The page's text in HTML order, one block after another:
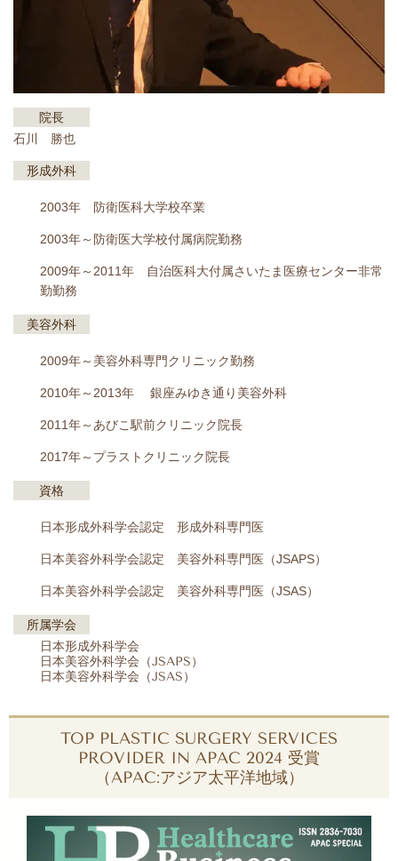
院長
石川 勝也
形成外科
2003年 防衛医科大学校卒業
2003年～防衛医大学校付属病院勤務
2009年～2011年 自治医科大付属さいたま医療センター非常
勤勤務
美容外科
2009年～美容外科専門クリニック勤務
2010年～2013年 銀座みゆき通り美容外科
2011年～あびこ駅前クリニック院長
2017年～プラストクリニック院長
資格
日本形成外科学会認定 形成外科専門医
日本美容外科学会認定 美容外科専門医（JSAPS）
日本美容外科学会認定 美容外科専門医（JSAS）
所属学会
日本形成外科学会
日本美容外科学会（JSAPS）
日本美容外科学会（JSAS）
TOP PLASTIC SURGERY SERVICES
PROVIDER IN APAC 2024 受賞
（APAC:アジア太平洋地域）